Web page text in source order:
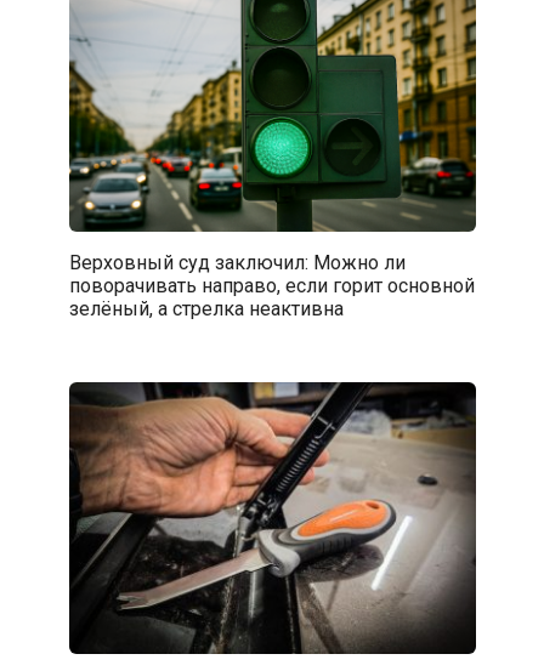
Верховный суд заключил: Можно ли
поворачивать направо, если горит основной
зелёный, а стрелка неактивна